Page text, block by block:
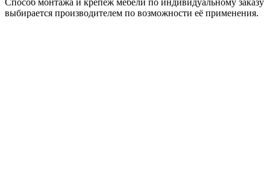
выбирается производителем по возможности её применения.